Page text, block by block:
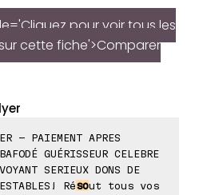
pour voir tous les
cette fiche'>Comparer
- PAIEMENT APRES
GUÉRISSEUR CELEBRE
SERIEUX DONS DE
Résout tous vos